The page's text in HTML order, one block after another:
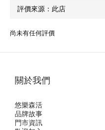
尚未有任何評價
關於我們
悠樂森活
品牌故事
門市資訊